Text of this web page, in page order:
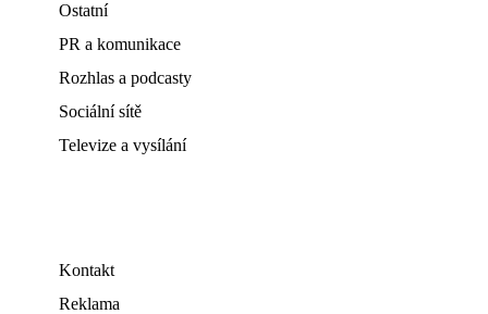
Ostatní
PR a komunikace
Rozhlas a podcasty
Sociální sítě
Televize a vysílání
Kontakt
Reklama